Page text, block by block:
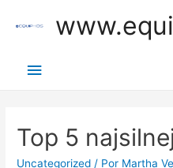
Menú
Top 5
Uncategorized / Por Martha